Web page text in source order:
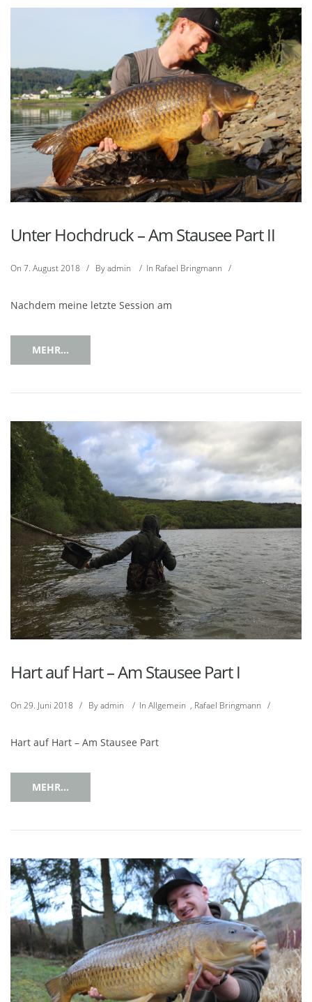
Unter Hochdruck – Am Stausee Part II
On 7. August 2018 / Byadmin / In Rafael Bringmann /
Nachdem meine letzte Session am
MEHR...
Hart auf Hart – Am Stausee Part I
On 29. Juni 2018 / Byadmin / In Allgemein , Rafael Bringmann /
Hart auf Hart – Am Stausee Part
MEHR...